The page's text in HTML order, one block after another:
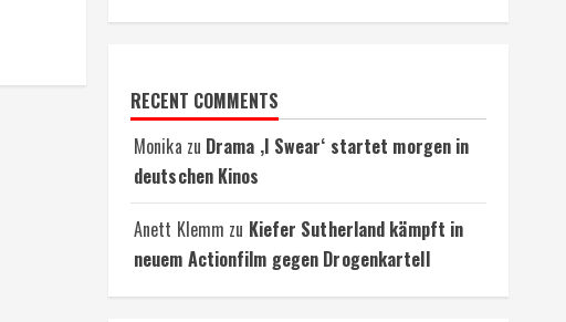
RECENT COMMENTS
Monika zu Drama ‚I Swear‘ startet morgen in
deutschen Kinos
Anett Klemm zu Kiefer Sutherland kämpft in
neuem Actionfilm gegen Drogenkartell